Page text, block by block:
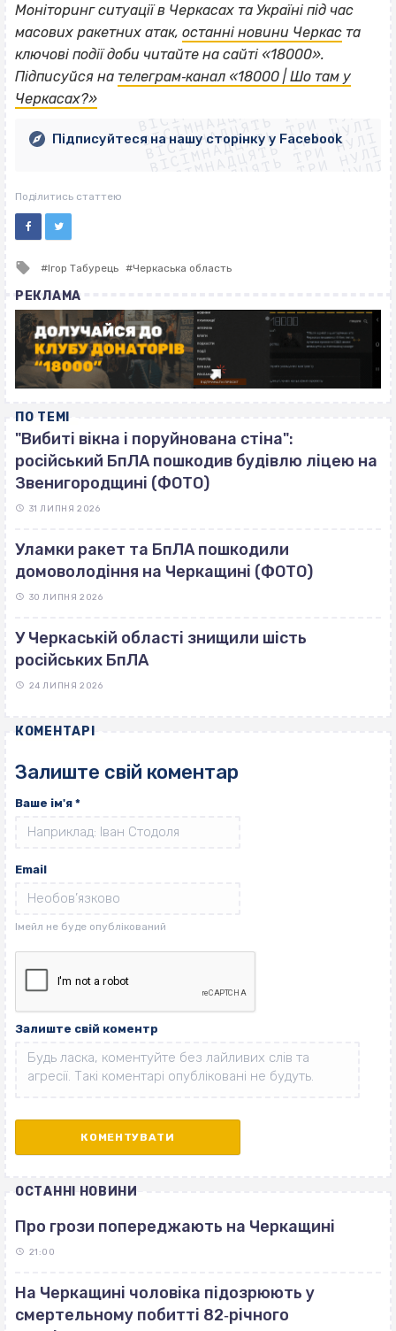
Моніторинг ситуації в Черкасах та Україні під час
масових ракетних атак, останні новини Черкас та
ключові події доби читайте на сайті «18000».
Підписуйся на телеграм‐канал «18000 | Шо там у
Черкасах?»
ВІСІМНАДЦЯТЬ ТРИ НУЛІ
ВІСІМНАДЦЯТЬ ТРИ НУЛІ
ВІСІМНАДЦЯТЬ ТРИ НУЛІ
ВІСІМНАДЦЯТЬ ТРИ НУЛІ
ВІСІМНАДЦЯТЬ ТРИ НУЛІ
ВІСІМНАДЦЯТЬ ТРИ НУЛІ
ВІСІМНАДЦЯТЬ ТРИ НУЛІ
ВІСІМНАДЦЯТЬ ТРИ НУЛІ
Підписуйтеся на нашу сторінку у Facebook
Поділитись статтею
Tagged
Ігор Табурець Черкаська область
РЕКЛАМА
ПО ТЕМІ
"Вибиті вікна і поруйнована стіна":
російський БпЛА пошкодив будівлю ліцею на
Звенигородщині (ФОТО)
31 ЛИПНЯ 2026
Уламки ракет та БпЛА пошкодили
домоволодіння на Черкащині (ФОТО)
30 ЛИПНЯ 2026
У Черкаській області знищили шість
російських БпЛА
24 ЛИПНЯ 2026
КОМЕНТАРІ
Залиште свій коментар
Ваше ім'я *
Email
Залиште свій коментр
ОСТАННІ НОВИНИ
Про грози попереджають на Черкащині
21:00
На Черкащині чоловіка підозрюють у
смертельному побитті 82‐річного